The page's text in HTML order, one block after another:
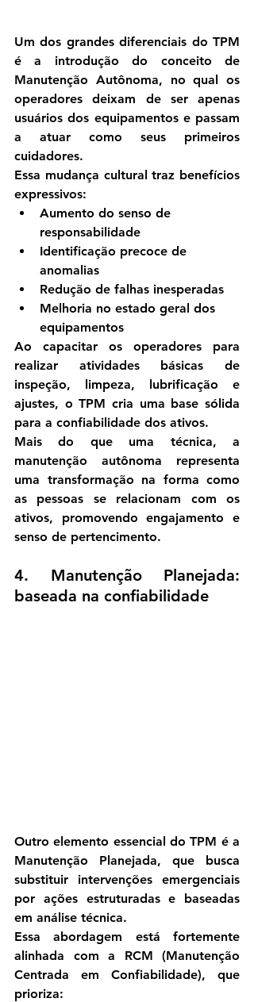
Um dos grandes diferenciais do TPM
Manutenção Autônoma, no qual os
operadores deixam de ser apenas
usuários dos equipamentos e passam
a atuar como seus primeiros
cuidadores.
Essa mudança cultural traz benefícios
expressivos:
Aumento do senso de
responsabilidade
Identificação precoce de
anomalias
Redução de falhas inesperadas
Melhoria no estado geral dos
equipamentos
Ao capacitar os operadores para
realizar atividades básicas de
inspeção, limpeza, lubrificação e
ajustes, o TPM cria uma base sólida
para a confiabilidade dos ativos.
Mais do que uma técnica, a
manutenção autônoma representa
uma transformação na forma como
as pessoas se relacionam com os
ativos, promovendo engajamento e
senso de pertencimento.
4. Manutenção Planejada:
baseada na confiabilidade
Manutenção Planejada, que busca
substituir intervenções emergenciais
por ações estruturadas e baseadas
em análise técnica.
Essa abordagem está fortemente
alinhada com a RCM (Manutenção
Centrada em Confiabilidade), que
prioriza: